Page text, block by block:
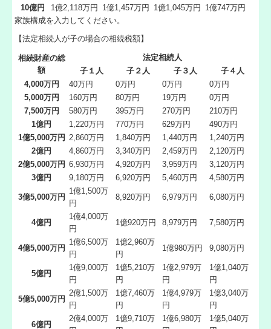
10億円 1億2,118万円 1億1,457万円 1億1,045万円
1億747万円
家族構成を入力してください。
【法定相続人が子の場合の相続税額】
相続財産の総
額
法定相続人
子１人
子２人 子３人
子４人
4,000万円
40万円 0万円 0万円
0万円
5,000万円
160万円 80万円 19万円
0万円
7,500万円
580万円 395万円 270万円
210万円
1億円
1,220万円 770万円 629万円
490万円
1億5,000万円 2,860万円 1,840万円 1,440万円
1,240万円
2億円
4,860万円 3,340万円 2,459万円
2,120万円
2億5,000万円 6,930万円 4,920万円 3,959万円
3,120万円
3億円
9,180万円 6,920万円 5,460万円 4,580万円
3億5,000万円
1億1,500万
円
8,920万円 6,979万円 6,080万円
4億円
1億4,000万
円
1億920万円 8,979万円 7,580万円
4億5,000万円
1億6,500万
円
1億2,960万
円
1億980万円 9,080万円
5億円
1億9,000万
円
1億5,210万
円
1億2,979万
円
1億1,040万
円
5億5,000万円
2億1,500万
円
1億7,460万
円
1億4,979万
円
1億3,040万
円
6億円
2億4,000万
1億9,710万
1億6,980万
1億5,040万